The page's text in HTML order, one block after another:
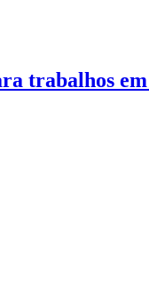
trabalhos